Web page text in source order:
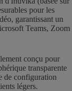
pour les
garantissant un
Teams, Zoom
conçu pour
transparente
de configuration
légers.